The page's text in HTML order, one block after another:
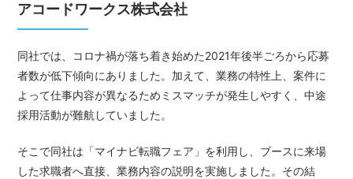
アコードワークス株式会社
同社では、コロナ禍が落ち着き始めた2021年後半ごろから応募
者数が低下傾向にありました。加えて、業務の特性上、案件に
よって仕事内容が異なるためミスマッチが発生しやすく、中途
採用活動が難航していました。
そこで同社は「マイナビ転職フェア」を利用し、ブースに来場
した求職者へ直接、業務内容の説明を実施しました。その結